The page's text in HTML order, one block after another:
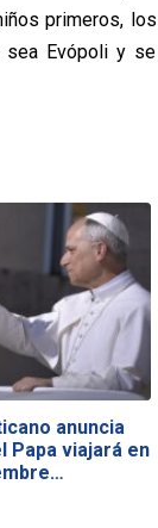
primeros, los
sea Evópoli y se
anuncia
Papa viajará en